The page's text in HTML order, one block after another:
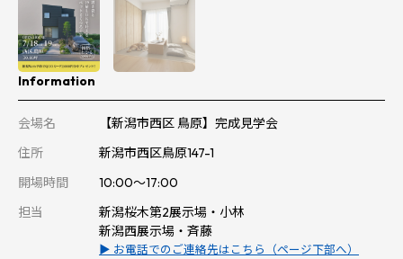
Information
会場名
【新潟市西区 鳥原】完成見学会
住所
新潟市西区鳥原147-1
開場時間
10:00～17:00
担当
新潟桜木第2展示場・小林
新潟西展示場・斉藤
▶ お電話でのご連絡先はこちら（ページ下部へ）